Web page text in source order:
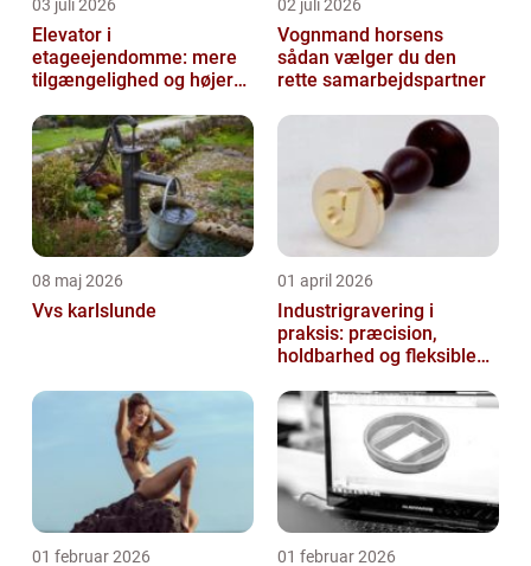
03 juli 2026
Elevator i
etageejendomme: mere
tilgængelighed og højere
02 juli 2026
Vognmand horsens
sådan vælger du den
rette samarbejdspartner
08 maj 2026
Vvs karlslunde
01 april 2026
Industrigravering i
praksis: præcision,
holdbarhed og fleksible
01 februar 2026 01 februar 2026